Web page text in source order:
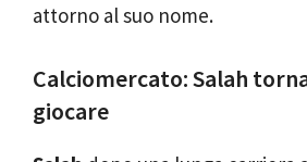
attorno al suo nome.
Calciomercato: Salah
giocare